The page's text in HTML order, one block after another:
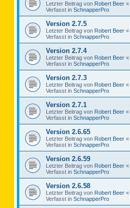
Letzter Beitrag von Robert Beer «
Verfasst in SchnapperPro
Version 2.7.5
Letzter Beitrag von Robert Beer «
Verfasst in SchnapperPro
Version 2.7.4
Letzter Beitrag von Robert Beer «
Verfasst in SchnapperPro
Version 2.7.3
Letzter Beitrag von Robert Beer «
Verfasst in SchnapperPro
Version 2.7.1
Letzter Beitrag von Robert Beer «
Verfasst in SchnapperPro
Version 2.6.65
Letzter Beitrag von Robert Beer «
Verfasst in SchnapperPro
Version 2.6.59
Letzter Beitrag von Robert Beer «
Verfasst in SchnapperPro
Version 2.6.58
Letzter Beitrag von Robert Beer «
Verfasst in SchnapperPro